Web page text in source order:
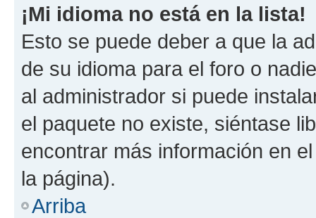
¡Mi idioma no está en la lista!
Esto se puede deber a que la
de su idioma para el foro o
al administrador si puede
el paquete no existe, siéntase
encontrar más información en
la página).
Arriba